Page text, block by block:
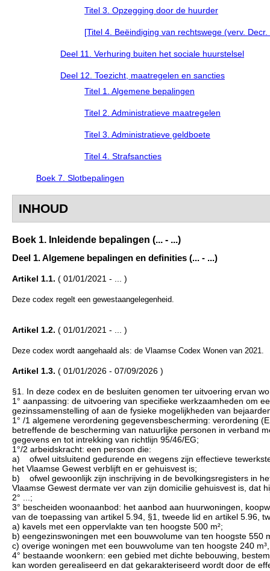
Titel 3. Opzegging door de huurder
[Titel 4. Beëindiging van rechtswege (verv.
Deel 11. Verhuring buiten het sociale huurstelsel
Deel 12. Toezicht, maatregelen en sancties
Titel 1. Algemene bepalingen
Titel 2. Administratieve maatregelen
Titel 3. Administratieve geldboete
Titel 4. Strafsancties
Boek 7. Slotbepalingen
INHOUD
Boek 1. Inleidende bepalingen (... - ...)
Deel 1. Algemene bepalingen en definities (... - ...)
Artikel 1.1. ( 01/01/2021 - ... )
Deze codex regelt een gewestaangelegenheid.
Artikel 1.2. ( 01/01/2021 - ... )
Deze codex wordt aangehaald als: de Vlaamse Codex Wonen van 2021.
Artikel 1.3. ( 01/01/2026 - 07/09/2026 )
§1. In deze codex en de besluiten genomen ter uitvoering ervan
1° aanpassing: de uitvoering van specifieke werkzaamheden om
gezinssamenstelling of aan de fysieke mogelijkheden van
1° /1 algemene verordening gegevensbescherming: verordening
betreffende de bescherming van natuurlijke personen in verband
gegevens en tot intrekking van richtlijn 95/46/EG;
1°/2 arbeidskracht: een persoon die:
a) ofwel uitsluitend gedurende en wegens zijn effectieve
het Vlaamse Gewest verblijft en er gehuisvest is;
b) ofwel gewoonlijk zijn inschrijving in de bevolkingsregisters in
Vlaamse Gewest dermate ver van zijn domicilie gehuisvest is, dat
2° ...;
3° bescheiden woonaanbod: het aanbod aan huurwoningen,
van de toepassing van artikel 5.94, §1, tweede lid en artikel 5.96,
a) kavels met een oppervlakte van ten hoogste 500 m²;
b) eengezinswoningen met een bouwvolume van ten hoogste 550
c) overige woningen met een bouwvolume van ten hoogste 240
4° bestaande woonkern: een gebied met dichte bebouwing,
kan worden gerealiseerd en dat gekarakteriseerd wordt door de